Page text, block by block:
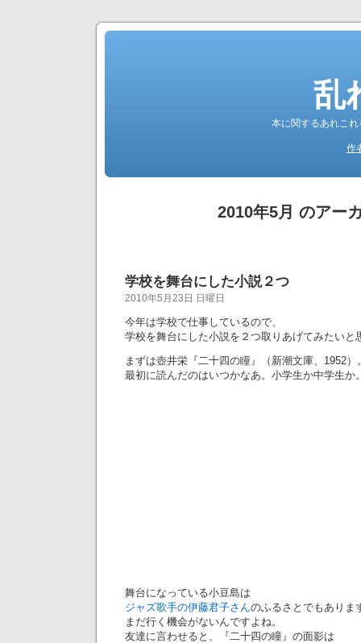
乱
本に関するあれこ
作
2010年5月 のアー
学校を舞台にした小説２つ
2010年5月23日 日曜日
今年は学校で仕事しているので、
学校を舞台にした小説を２つ取りあげてみたいと
まずは壺井栄『二十四の瞳』（新潮文庫、1952）
最初に読んだのはいつかなあ。小学生か中学生か
舞台になっている小豆島は
ジャズ歌手の伊藤君子さんのふるさとでもありま
まだ行く機会がないんですよね。
友達に言わせると、『二十四の瞳』の面影は